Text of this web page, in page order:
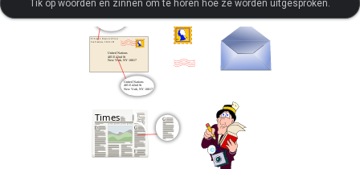
Tik op woorden en zinnen om te horen hoe ze worden uitgesproken.